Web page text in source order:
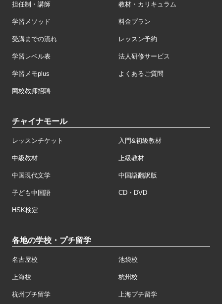
担任制・講師 教材・カリキュラム
学習メソッド 料金プラン
受講までの流れ レッスン予約
学習レベル表 法人研修サービス
学習メモplus よくあるご質問
网校教师招聘
チャイナモール
レッスンチケット 入門&初級教材
中級教材 上級教材
中国現代文学 中国語翻訳版
子ども中国語 CD・DVD
HSK検定
各地の学校・プチ留学
名古屋校 池袋校
上海校 杭州校
杭州プチ留学 上海プチ留学